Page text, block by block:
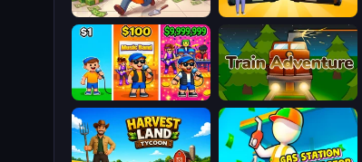
Mega Factory
Donut Place
Train Adventure
Music Band